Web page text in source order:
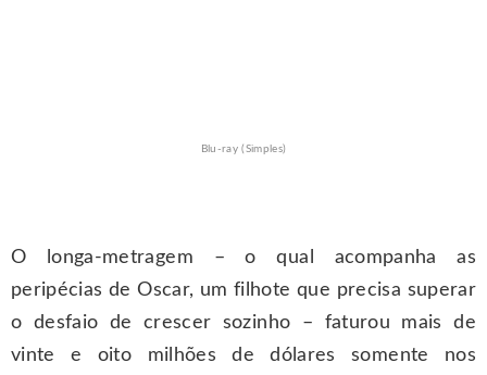
Blu-ray (Simples)
O longa-metragem – o qual acompanha as
peripécias de Oscar, um filhote que precisa superar
o desfaio de crescer sozinho – faturou mais de
vinte e oito milhões de dólares somente nos